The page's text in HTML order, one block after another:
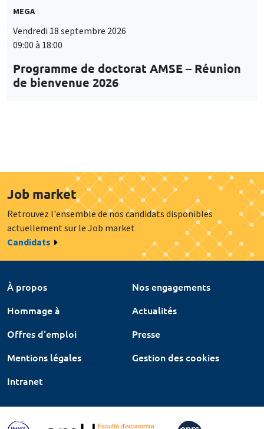
MEGA
Vendredi 18 septembre 2026
09:00 à 18:00
Programme de doctorat AMSE – Réunion
de bienvenue 2026
Job market
Retrouvez l'ensemble de nos candidats disponibles
actuellement sur le Job market
Candidats
À propos
Nos engagements
Hommage à
Actualités
Offres d'emploi
Presse
Mentions légales
Gestion des cookies
Intranet